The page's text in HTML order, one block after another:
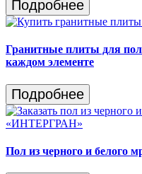
Подробнее
Гранитные плиты для
каждом элементе
Подробнее
Пол из черного и белого